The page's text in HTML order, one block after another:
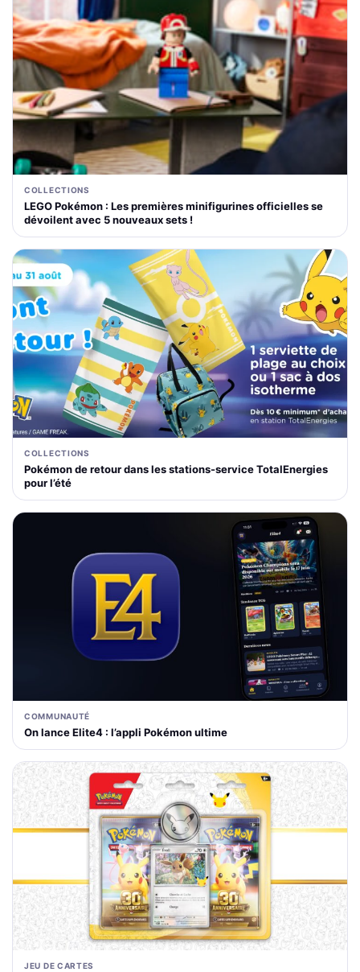
COLLECTIONS
LEGO Pokémon : Les premières minifigurines officielles se
dévoilent avec 5 nouveaux sets !
COLLECTIONS
Pokémon de retour dans les stations-service TotalEnergies
pour l’été
COMMUNAUTÉ
On lance Elite4 : l’appli Pokémon ultime
JEU DE CARTES